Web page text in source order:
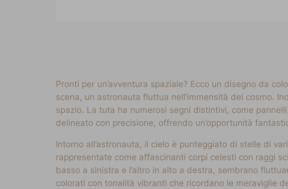
Pronti per un’avventura spaziale? Ecco un disegno da
scena, un astronauta fluttua nell’immensità del cosmo.
spazio. La tuta ha numerosi segni distintivi, come
delineato con precisione, offrendo un’opportunità
Intorno all’astronauta, il cielo è punteggiato di stelle di
rappresentate come affascinanti corpi celesti con raggi
basso a sinistra e l’altro in alto a destra, sembrano
colorati con tonalità vibranti che ricordano le meraviglie